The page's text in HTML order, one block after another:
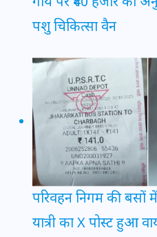
पशु चिकित्सा वैन
परिवहन निगम की बसों
यात्री का X पोस्ट हुआ